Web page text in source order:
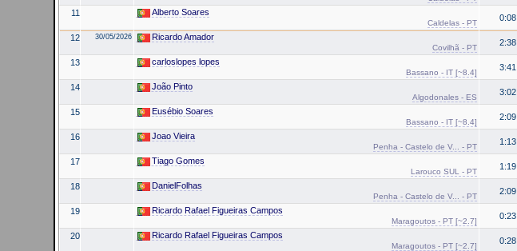
11 Alberto Soares
Caldelas - PT
0:08
12 30/05/2026 Ricardo Amador
Covilhã - PT
2:38
13 carloslopes lopes
Bassano - IT [~8.4]
3:41
14 João Pinto
Algodonales - ES
3:02
15 Eusébio Soares
Bassano - IT [~8.4]
2:09
16 Joao Vieira
Penha - Castelo de V... - PT
1:13
17 Tiago Gomes
Larouco SUL - PT
1:19
18 DanielFolhas
Penha - Castelo de V... - PT
2:09
19 Ricardo Rafael Figueiras Campos
Maragoutos - PT [~2.7]
0:23
20 Ricardo Rafael Figueiras Campos
Maragoutos - PT [~2.7]
0:28